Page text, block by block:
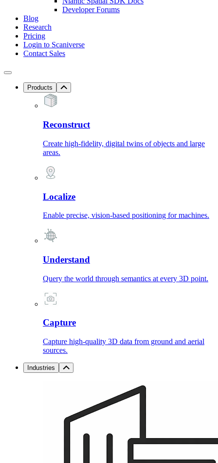
Developer Forums
Blog
Research
Pricing
Login to Scaniverse
Contact Sales
Products
Reconstruct
Create high-fidelity, digital twins of objects and large
areas.
Localize
Enable precise, vision-based positioning for machines.
Understand
Query the world through semantics at every 3D point.
Capture
Capture high-quality 3D data from ground and aerial
sources.
Industries